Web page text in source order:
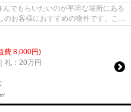
でもらいたいのが平坦な場所にある
お客様におすすめの物件です。こち
費 8,000円)
礼：20万円